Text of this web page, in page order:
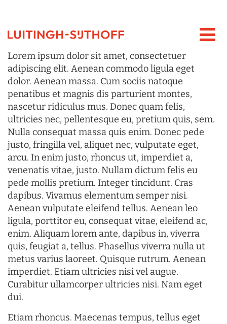
Lorem ipsum dolor sit amet, consectetuer
adipiscing elit. Aenean commodo ligula eget
dolor. Aenean massa. Cum sociis natoque
penatibus et magnis dis parturient montes,
nascetur ridiculus mus. Donec quam felis,
ultricies nec, pellentesque eu, pretium quis, sem.
Nulla consequat massa quis enim. Donec pede
justo, fringilla vel, aliquet nec, vulputate eget,
arcu. In enim justo, rhoncus ut, imperdiet a,
venenatis vitae, justo. Nullam dictum felis eu
pede mollis pretium. Integer tincidunt. Cras
dapibus. Vivamus elementum semper nisi.
Aenean vulputate eleifend tellus. Aenean leo
ligula, porttitor eu, consequat vitae, eleifend ac,
enim. Aliquam lorem ante, dapibus in, viverra
quis, feugiat a, tellus. Phasellus viverra nulla ut
metus varius laoreet. Quisque rutrum. Aenean
imperdiet. Etiam ultricies nisi vel augue.
Curabitur ullamcorper ultricies nisi. Nam eget
dui.
Etiam rhoncus. Maecenas tempus, tellus eget